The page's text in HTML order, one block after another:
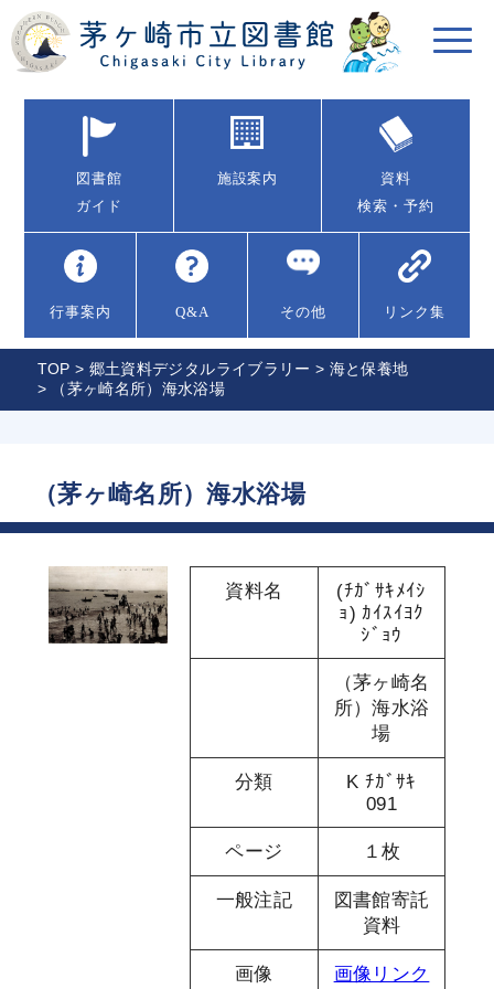
図書館
ガイド
施設案内
資料
検索・予約
行事案内 Q&A その他 リンク集
TOP > 郷土資料デジタルライブラリー > 海と保養地
> （茅ヶ崎名所）海水浴場
（茅ヶ崎名所）海水浴場
資料名
(ﾁｶﾞｻｷﾒｲｼ
ｮ) ｶｲｽｲﾖｸ
ｼﾞｮｳ
（茅ヶ崎名
所）海水浴
場
分類
K ﾁｶﾞｻｷ
091
ページ １枚
一般注記
図書館寄託
資料
画像 画像リンク